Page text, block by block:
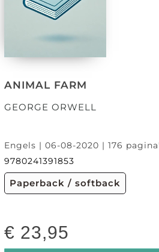
ANIMAL FARM
GEORGE ORWELL
Engels | 06-08-2020 | 176
9780241391853
Paperback / softback
€ 23,95